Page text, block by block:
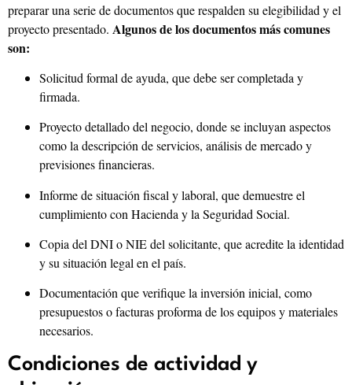
preparar una serie de documentos que respalden su elegibilidad y el
proyecto presentado. Algunos de los documentos más comunes
son:
Solicitud formal de ayuda, que debe ser completada y
firmada.
Proyecto detallado del negocio, donde se incluyan aspectos
como la descripción de servicios, análisis de mercado y
previsiones financieras.
Informe de situación fiscal y laboral, que demuestre el
cumplimiento con Hacienda y la Seguridad Social.
Copia del DNI o NIE del solicitante, que acredite la identidad
y su situación legal en el país.
Documentación que verifique la inversión inicial, como
presupuestos o facturas proforma de los equipos y materiales
necesarios.
Condiciones de actividad y